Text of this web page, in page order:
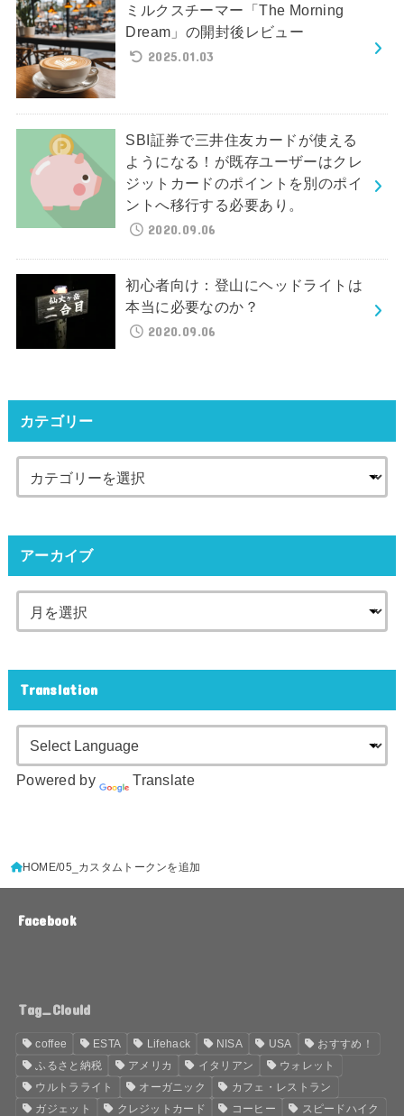
ミルクスチーマー「The Morning
Dream」の開封後レビュー
2025.01.03
SBI証券で三井住友カードが使える
ようになる！が既存ユーザーはクレ
ジットカードのポイントを別のポイ
ントへ移行する必要あり。
2020.09.06
初心者向け：登山にヘッドライトは
本当に必要なのか？
2020.09.06
カテゴリー
アーカイブ
Translation
Powered by Translate
HOME 05_カスタムトークンを追加
Facebook
Tag_Clould
coffee ESTA Lifehack NISA USA
おすすめ！
ふるさと納税
アメリカ イタリアン
ウォレット
ウルトラライト
オーガニック
カフェ・レストラン
ガジェット
クレジットカード コーヒー スピードハイク